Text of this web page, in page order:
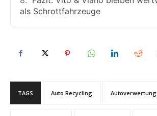
als Schrottfahrzeuge
TAGS Auto Recycling Autoverwertung